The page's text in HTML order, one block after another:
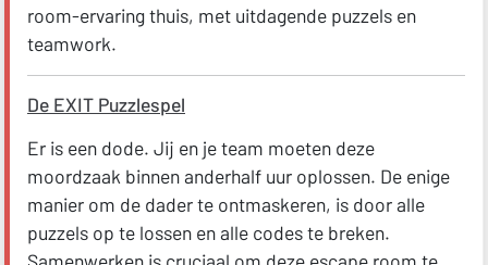
room-ervaring thuis, met uitdagende puzzels en
teamwork.
De EXIT Puzzlespel
Er is een dode. Jij en je team moeten deze
moordzaak binnen anderhalf uur oplossen. De enige
manier om de dader te ontmaskeren, is door alle
puzzels op te lossen en alle codes te breken.